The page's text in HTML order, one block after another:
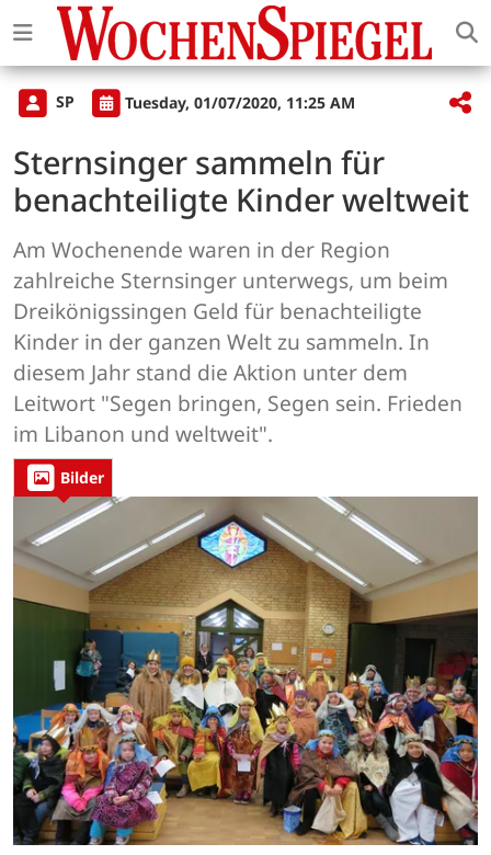
SP Tuesday, 01/07/2020, 11:25 AM
Sternsinger sammeln für
benachteiligte Kinder weltweit
Am Wochenende waren in der Region
zahlreiche Sternsinger unterwegs, um beim
Dreikönigssingen Geld für benachteiligte
Kinder in der ganzen Welt zu sammeln. In
diesem Jahr stand die Aktion unter dem
Leitwort "Segen bringen, Segen sein. Frieden
im Libanon und weltweit".
Bilder